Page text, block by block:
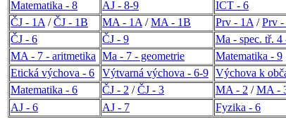
Matematika - 8
AJ - 8-9
ICT - 6
ČJ - 1A /ČJ - 1B MA - 1A /MA - 1B Prv - 1A /Prv -
ČJ - 6
ČJ - 9
Ma - spec. tř. 4
MA - 7 - aritmetika Ma - 7 - geometrie
Matematika - 9
Etická výchova - 6
Výtvarná výchova - 6-9 Výchova k
Matematika - 6
ČJ - 2 /ČJ - 3 MA - 2 /MA -
AJ - 6
AJ - 7 Fyzika - 6